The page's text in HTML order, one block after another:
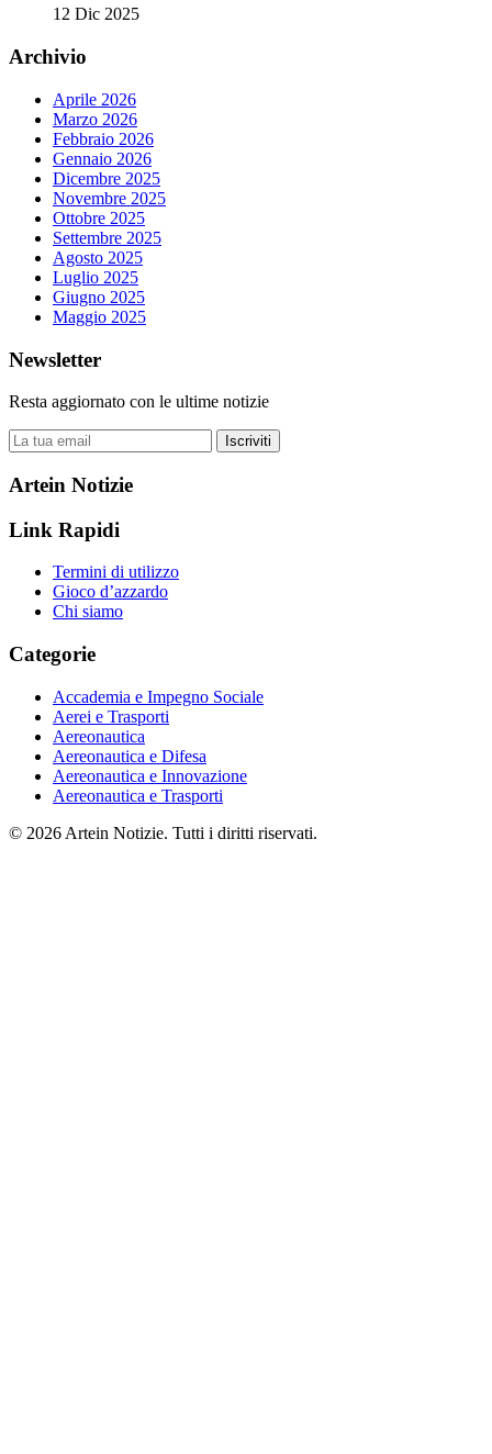
12 Dic 2025
Archivio
Aprile 2026
Marzo 2026
Febbraio 2026
Gennaio 2026
Dicembre 2025
Novembre 2025
Ottobre 2025
Settembre 2025
Agosto 2025
Luglio 2025
Giugno 2025
Maggio 2025
Newsletter
Resta aggiornato con le ultime notizie
Iscriviti
Artein Notizie
Link Rapidi
Termini di utilizzo
Gioco d’azzardo
Chi siamo
Categorie
Accademia e Impegno Sociale
Aerei e Trasporti
Aereonautica
Aereonautica e Difesa
Aereonautica e Innovazione
Aereonautica e Trasporti
© 2026 Artein Notizie. Tutti i diritti riservati.